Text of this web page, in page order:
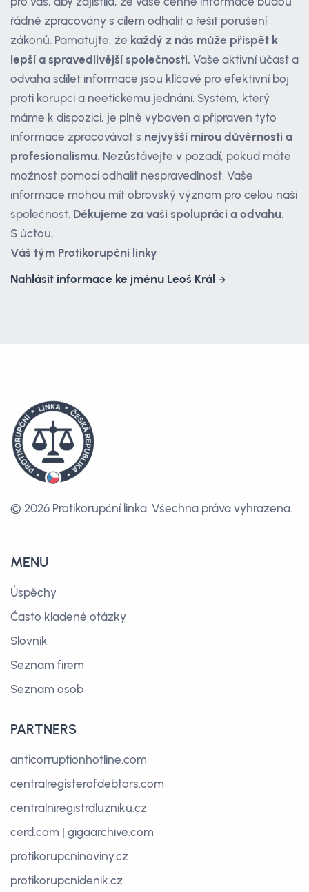
řádně zpracovány s cílem odhalit a řešit porušení
zákonů. Pamatujte, že každý z nás může přispět k
lepší a spravedlivější společnosti. Vaše aktivní účast a
odvaha sdílet informace jsou klíčové pro efektivní boj
proti korupci a neetickému jednání. Systém, který
máme k dispozici, je plně vybaven a připraven tyto
informace zpracovávat s nejvyšší mírou důvěrnosti a
profesionalismu. Nezůstávejte v pozadí, pokud máte
možnost pomoci odhalit nespravedlnost. Vaše
informace mohou mít obrovský význam pro celou naši
společnost. Děkujeme za vaši spolupráci a odvahu.
S úctou,
Váš tým Protikorupční linky
Nahlásit informace ke jménu Leoš Král
© 2026 Protikorupční linka. Všechna práva vyhrazena.
MENU
Úspěchy
Často kladené otázky
Slovník
Seznam firem
Seznam osob
PARTNERS
anticorruptionhotline.com
centralregisterofdebtors.com
centralniregistrdluzniku.cz
cerd.com | gigaarchive.com
protikorupcninoviny.cz
protikorupcnidenik.cz